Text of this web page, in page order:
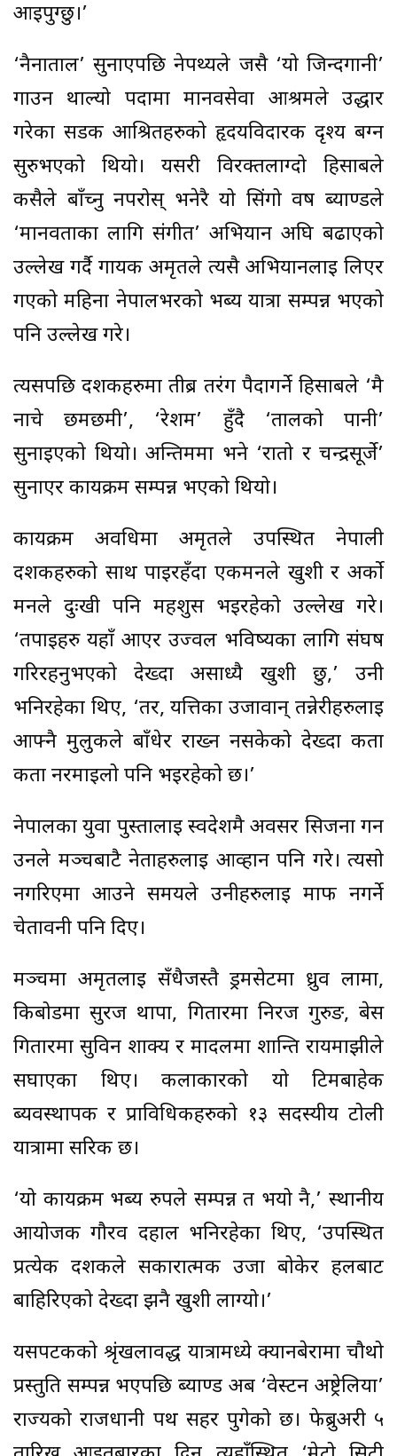
आइपुग्छु।’
‘नैनाताल’ सुनाएपछि नेपथ्यले जसै ‘यो जिन्दगानी’
गाउन थाल्यो पर्दामा मानवसेवा आश्रमले उद्धार
गरेका सडक आश्रितहरुको हृदयविदारक दृश्य बग्न
सुरुभएको थियो। यसरी विरक्तलाग्दो हिसाबले
कसैले बाँच्नु नपरोस् भनेरै यो सिंगो वर्ष ब्याण्डले
‘मानवताका लागि संगीत’ अभियान अघि बढाएको
उल्लेख गर्दै गायक अमृतले त्यसै अभियानलाई लिएर
गएको महिना नेपालभरको भब्य यात्रा सम्पन्न भएको
पनि उल्लेख गरे।
त्यसपछि दर्शकहरुमा तीब्र तरंग पैदागर्ने हिसाबले ‘मै
नाचे छमछमी’, ‘रेशम’ हुँदै ‘तालको पानी’
सुनाइएको थियो। अन्तिममा भने ‘रातो र चन्द्रसूर्जे’
सुनाएर कार्यक्रम सम्पन्न भएको थियो।
कार्यक्रम अवधिमा अमृतले उपस्थित नेपाली
दर्शकहरुको साथ पाइरहँदा एकमनले खुशी र अर्को
मनले दुःखी पनि महशुस भइरहेको उल्लेख गरे।
‘तपाइहरु यहाँ आएर उज्वल भविष्यका लागि संघर्ष
गरिरहनुभएको देख्दा असाध्यै खुशी छु,’ उनी
भनिरहेका थिए, ‘तर, यत्तिका उर्जावान् तन्नेरीहरुलाई
आफ्नै मुलुकले बाँधेर राख्न नसकेको देख्दा कता
कता नरमाइलो पनि भइरहेको छ।’
नेपालका युवा पुस्तालाई स्वदेशमै अवसर सिर्जना गर्न
उनले मञ्चबाटै नेताहरुलाई आव्हान पनि गरे। त्यसो
नगरिएमा आउने समयले उनीहरुलाई माफ नगर्ने
चेतावनी पनि दिए।
मञ्चमा अमृतलाई सँधैजस्तै ड्रमसेटमा ध्रुव लामा,
किबोर्डमा सुरज थापा, गितारमा निरज गुरुङ, बेस
गितारमा सुविन शाक्य र मादलमा शान्ति रायमाझीले
सघाएका थिए। कलाकारको यो टिमबाहेक
ब्यवस्थापक र प्राविधिकहरुको १३ सदस्यीय टोली
यात्रामा सरिक छ।
‘यो कार्यक्रम भब्य रुपले सम्पन्न त भयो नै,’ स्थानीय
आयोजक गौरव दहाल भनिरहेका थिए, ‘उपस्थित
प्रत्येक दर्शकले सकारात्मक उर्जा बोकेर हलबाट
बाहिरिएको देख्दा झनै खुशी लाग्यो।’
यसपटकको श्रृंखलावद्ध यात्रामध्ये क्यानबेरामा चौथो
प्रस्तुति सम्पन्न भएपछि ब्याण्ड अब ‘वेस्टर्न अष्ट्रेलिया’
राज्यको राजधानी पर्थ सहर पुगेको छ। फेब्रुअरी ५